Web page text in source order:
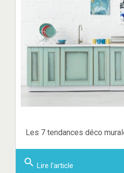
Les 7 tendances déco
search Lire l'article